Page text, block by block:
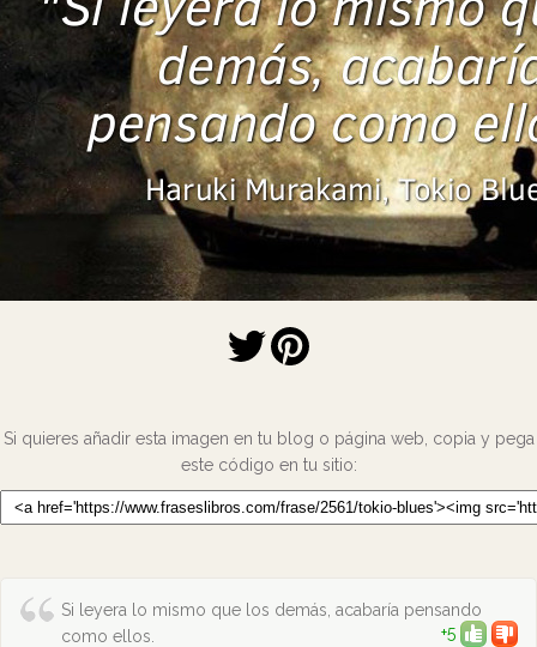
Si quieres añadir esta imagen en tu blog o página web, copia y pega
este código en tu sitio:
Si leyera lo mismo que los demás, acabaría pensando
como ellos.
+5